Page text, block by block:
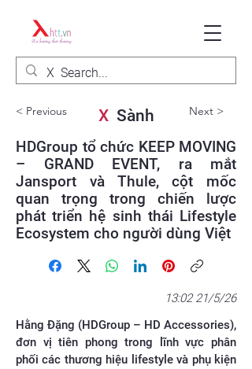
< Previous XSành Next >
HDGroup tổ chức KEEP MOVING
– GRAND EVENT, ra mắt
Jansport và Thule, cột mốc
quan trọng trong chiến lược
phát triển hệ sinh thái Lifestyle
Ecosystem cho người dùng Việt
13:02 21/5/26
Hằng Đặng (HDGroup – HD Accessories),
đơn vị tiên phong trong lĩnh vực phân
phối các thương hiệu lifestyle và phụ kiện